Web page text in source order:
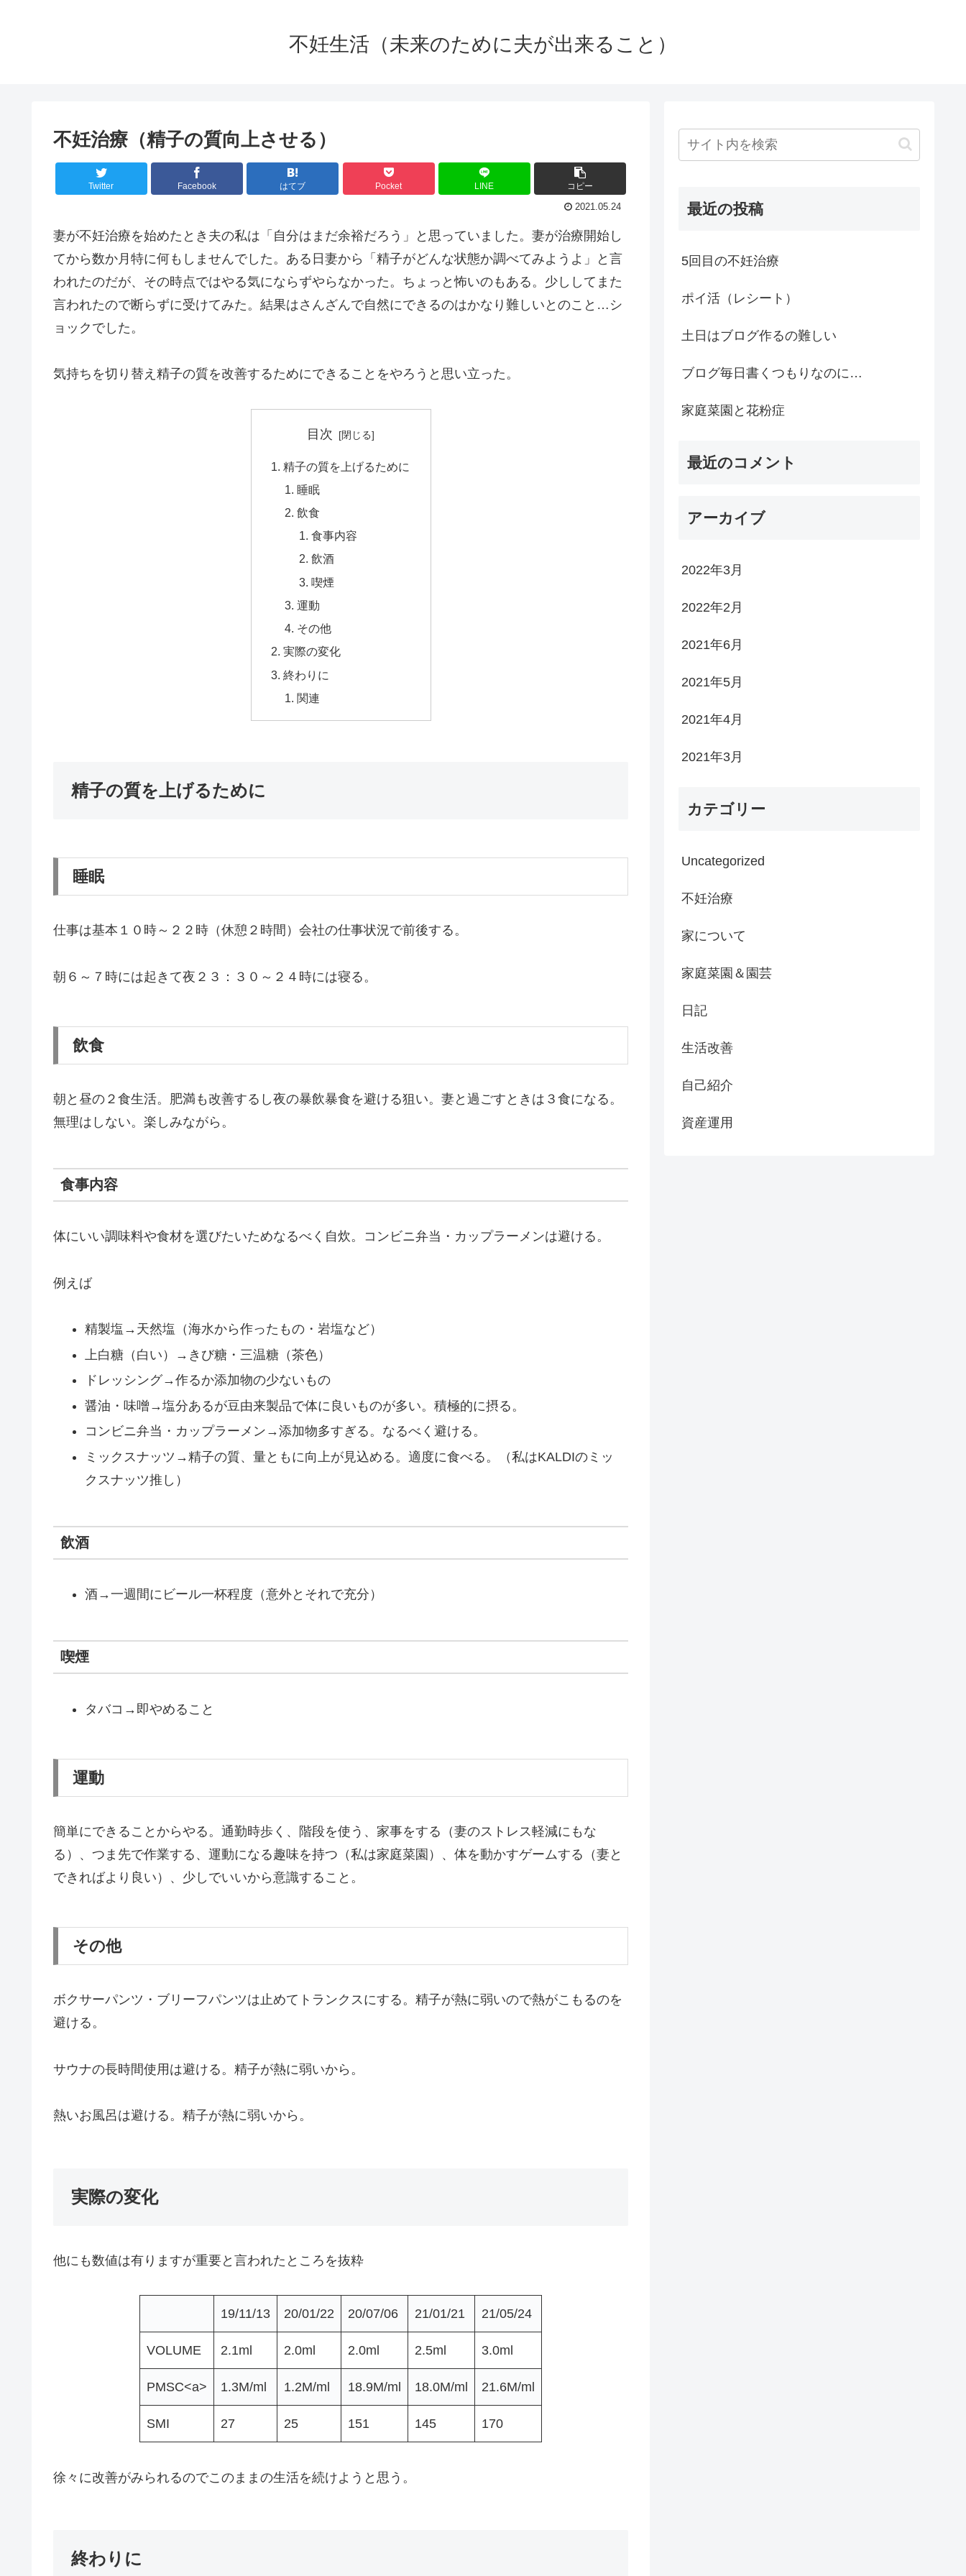
不妊生活（未来のために夫が出来ること）
不妊治療（精子の質向上させる）
Twitter Facebook はてブ Pocket LINE コピー
2021.05.24
妻が不妊治療を始めたとき夫の私は「自分はまだ余裕だろう」と思っていました。妻が治療開始し
てから数か月特に何もしませんでした。ある日妻から「精子がどんな状態か調べてみようよ」と言
われたのだが、その時点ではやる気にならずやらなかった。ちょっと怖いのもある。少ししてまた
言われたので断らずに受けてみた。結果はさんざんで自然にできるのはかなり難しいとのこと…シ
ョックでした。
気持ちを切り替え精子の質を改善するためにできることをやろうと思い立った。
目次
精子の質を上げるために
睡眠
飲食
食事内容
飲酒
喫煙
運動
その他
実際の変化
終わりに
関連
精子の質を上げるために
睡眠
仕事は基本１０時～２２時（休憩２時間）会社の仕事状況で前後する。
朝６～７時には起きて夜２３：３０～２４時には寝る。
飲食
朝と昼の２食生活。肥満も改善するし夜の暴飲暴食を避ける狙い。妻と過ごすときは３食になる。
無理はしない。楽しみながら。
食事内容
体にいい調味料や食材を選びたいためなるべく自炊。コンビニ弁当・カップラーメンは避ける。
例えば
精製塩→天然塩（海水から作ったもの・岩塩など）
上白糖（白い）→きび糖・三温糖（茶色）
ドレッシング→作るか添加物の少ないもの
醤油・味噌→塩分あるが豆由来製品で体に良いものが多い。積極的に摂る。
コンビニ弁当・カップラーメン→添加物多すぎる。なるべく避ける。
ミックスナッツ→精子の質、量ともに向上が見込める。適度に食べる。（私はKALDIのミッ
クスナッツ推し）
飲酒
酒→一週間にビール一杯程度（意外とそれで充分）
喫煙
タバコ→即やめること
運動
簡単にできることからやる。通勤時歩く、階段を使う、家事をする（妻のストレス軽減にもな
る）、つま先で作業する、運動になる趣味を持つ（私は家庭菜園）、体を動かすゲームする（妻と
できればより良い）、少しでいいから意識すること。
その他
ボクサーパンツ・ブリーフパンツは止めてトランクスにする。精子が熱に弱いので熱がこもるのを
避ける。
サウナの長時間使用は避ける。精子が熱に弱いから。
熱いお風呂は避ける。精子が熱に弱いから。
実際の変化
他にも数値は有りますが重要と言われたところを抜粋
19/11/13 20/01/22 20/07/06 21/01/21 21/05/24
VOLUME 2.1ml 2.0ml 2.0ml 2.5ml 3.0ml
PMSC<a> 1.3M/ml 1.2M/ml 18.9M/ml 18.0M/ml 21.6M/ml
SMI 27 25 151 145 170
徐々に改善がみられるのでこのままの生活を続けようと思う。
終わりに
最近の投稿
5回目の不妊治療
ポイ活（レシート）
土日はブログ作るの難しい
ブログ毎日書くつもりなのに…
家庭菜園と花粉症
最近のコメント
アーカイブ
2022年3月
2022年2月
2021年6月
2021年5月
2021年4月
2021年3月
カテゴリー
Uncategorized
不妊治療
家について
家庭菜園＆園芸
日記
生活改善
自己紹介
資産運用